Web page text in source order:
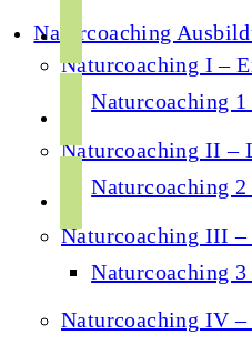
Naturcoaching
Naturcoaching I –
Naturcoaching
Naturcoaching II –
Naturcoaching
Naturcoaching III –
Naturcoaching
Naturcoaching IV –
b
o
k
n
s
g
a
u
b
o
f